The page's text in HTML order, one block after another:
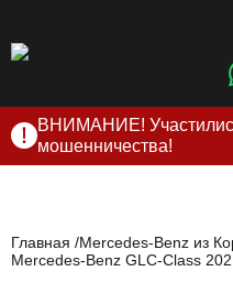
ВНИМАНИЕ!
мошенничества!
нами по официальным
и на сайте
Главная
Mercedes-Benz из
Mercedes-Benz GLC-Class